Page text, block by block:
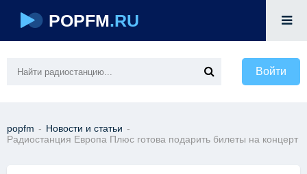
POPFM.RU
Войти
popfm - Новости и статьи -
Радиостанция Европа Плюс готова подарить билеты на концерт